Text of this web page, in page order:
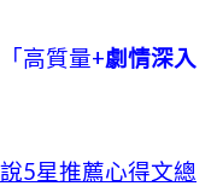
高質量+劇情深入
5星推薦心得文總